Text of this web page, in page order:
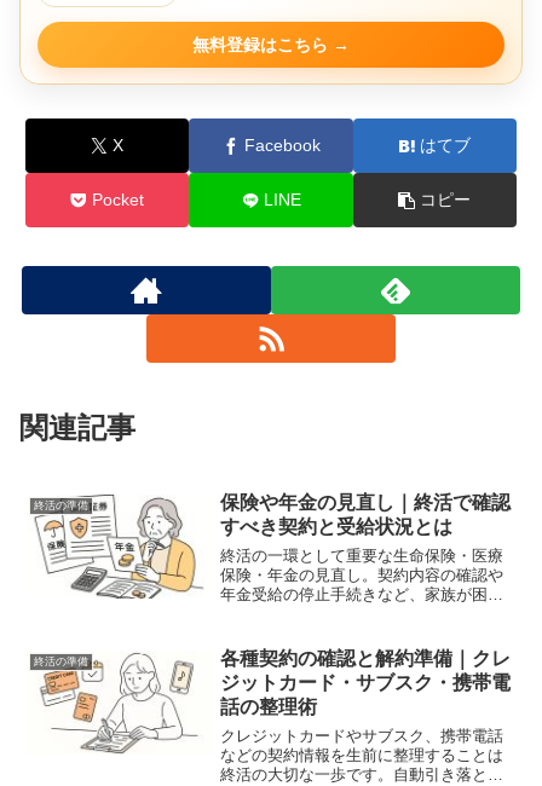
無料登録はこちら
X Facebook はてブ
Pocket LINE コピー
関連記事
終活の準備
保険や年金の見直し｜終活で確認
すべき契約と受給状況とは
終活の一環として重要な生命保険・医療
保険・年金の見直し。契約内容の確認や
年金受給の停止手続きなど、家族が困ら
終活の準備
各種契約の確認と解約準備｜クレ
ジットカード・サブスク・携帯電
話の整理術
クレジットカードやサブスク、携帯電話
などの契約情報を生前に整理することは
終活の大切な一歩です。自動引き落とし